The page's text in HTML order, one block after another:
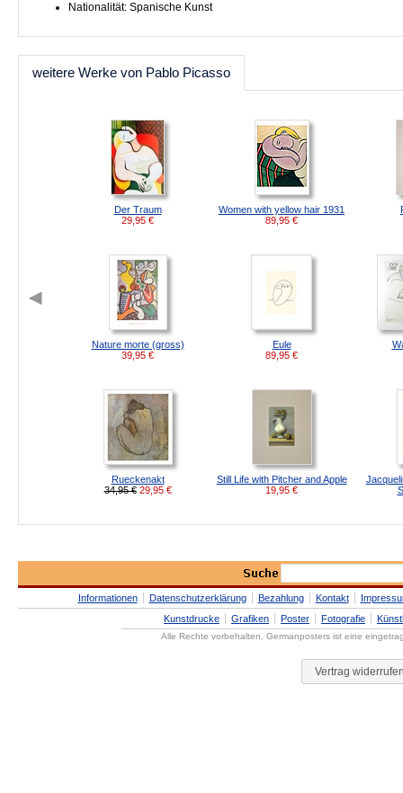
Nationalität: Spanische Kunst
weitere Werke von Pablo Picasso
Der Traum
29,95 €
Women with yellow hair 1931
89,95 €
Nature morte (gross)
39,95 €
Eule
89,95 €
Rueckenakt
34,95 € 29,95 €
Still Life with Pitcher and Apple
19,95 €
Informationen Datenschutzerklärung Bezahlung Kontakt
Kunstdrucke
Grafiken Poster Fotografie
Alle Rechte vorbehalten. Germanposters ist eine
Vertrag